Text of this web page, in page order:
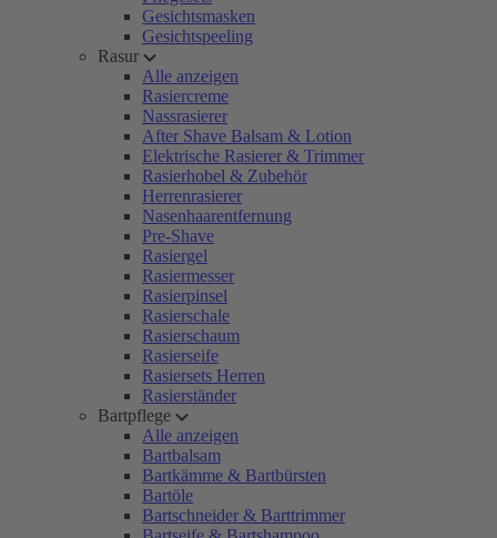
Gesichtsmasken
Gesichtspeeling
Rasur
Alle anzeigen
Rasiercreme
Nassrasierer
After Shave Balsam & Lotion
Elektrische Rasierer & Trimmer
Rasierhobel & Zubehör
Herrenrasierer
Nasenhaarentfernung
Pre-Shave
Rasiergel
Rasiermesser
Rasierpinsel
Rasierschale
Rasierschaum
Rasierseife
Rasiersets Herren
Rasierständer
Bartpflege
Alle anzeigen
Bartbalsam
Bartkämme & Bartbürsten
Bartöle
Bartschneider & Barttrimmer